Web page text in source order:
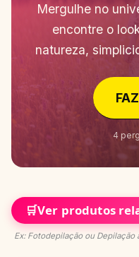
Mergulhe no
encontre o
natureza,
4
🛒Ver produtos
Ex: Fotodepilação ou Depilação